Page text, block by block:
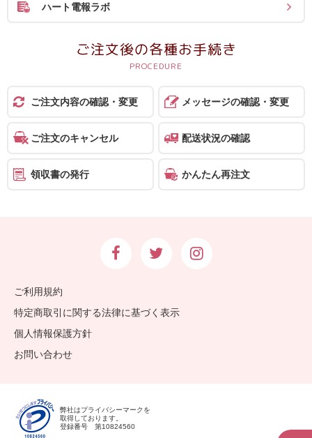
お
せ
ハート電報ラボ
ご注文後の各種お手続き
ご注文内容の確認・変更 メッセージの確認・変更
ご注文のキャンセル 配送状況の確認
領収書の発行 かんたん再注文
ご利用規約
特定商取引に関する法律に基づく表示
個人情報保護方針
お問い合わせ
弊社はプライバシーマークを
取得しております。
登録番号 第10824560